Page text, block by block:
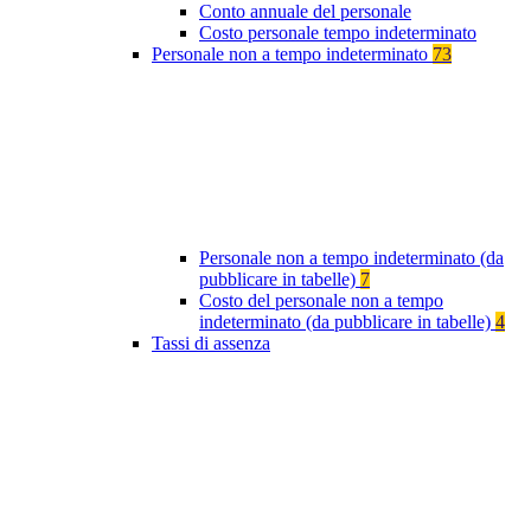
Conto annuale del personale
Costo personale tempo indeterminato
Personale non a tempo indeterminato 73
Personale non a tempo indeterminato (da
pubblicare in tabelle) 7
Costo del personale non a tempo
indeterminato (da pubblicare in tabelle) 4
Tassi di assenza